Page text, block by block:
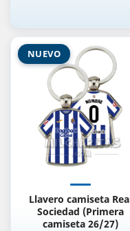
Llavero camiseta
Sociedad (Primera
camiseta 26/27)
NUEVO